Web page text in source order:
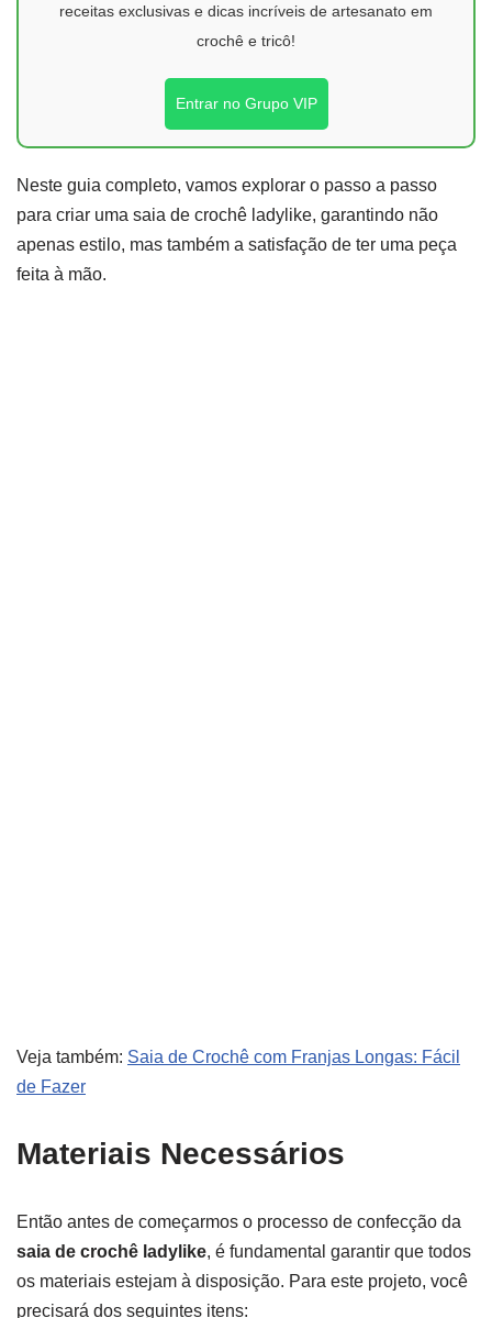
receitas exclusivas e dicas incríveis de artesanato em
crochê e tricô!
Entrar no Grupo VIP
Neste guia completo, vamos explorar o passo a passo
para criar uma saia de crochê ladylike, garantindo não
apenas estilo, mas também a satisfação de ter uma peça
feita à mão.
Veja também: Saia de Crochê com Franjas Longas: Fácil
de Fazer
Materiais Necessários
Então antes de começarmos o processo de confecção da
saia de crochê ladylike, é fundamental garantir que todos
os materiais estejam à disposição. Para este projeto, você
precisará dos seguintes itens: